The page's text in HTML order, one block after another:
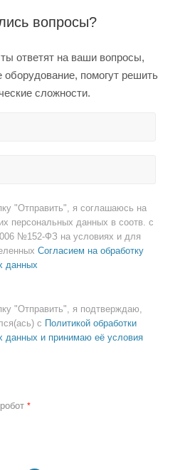
вопросы?
ответят на ваши вопросы,
помогут решить
сложности.
"Отправить", я соглашаюсь на
персональных данных в соотв. с
№152-ФЗ на условиях и для
Согласием на обработку
данных
"Отправить", я подтверждаю,
с Политикой обработки
данных и принимаю её условия
*